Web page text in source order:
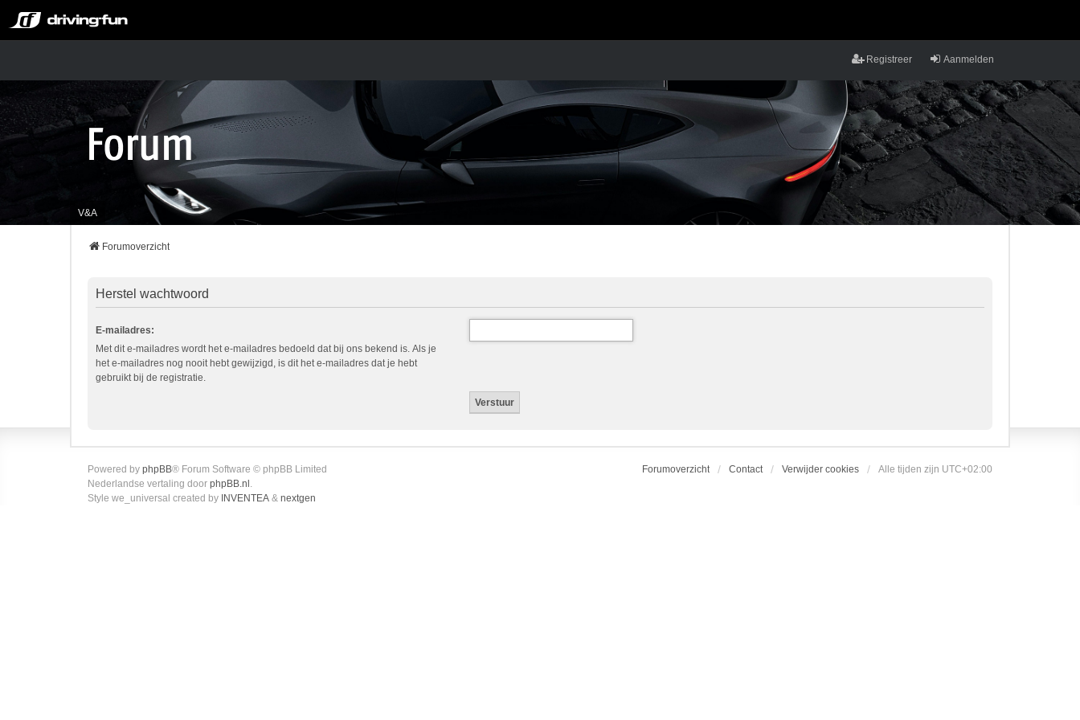
Aanmelden
Registreer
V&A
Forumoverzicht
Herstel wachtwoord
E-mailadres:
Met dit e-mailadres wordt het e-mailadres bedoeld dat bij ons bekend is. Als je
het e-mailadres nog nooit hebt gewijzigd, is dit het e-mailadres dat je hebt
gebruikt bij de registratie.
Forumoverzicht Contact Verwijder cookies Alle tijden zijn UTC+02:00
Powered by phpBB® Forum Software © phpBB Limited
Nederlandse vertaling door phpBB.nl .
Style we_universal created by INVENTEA & nextgen